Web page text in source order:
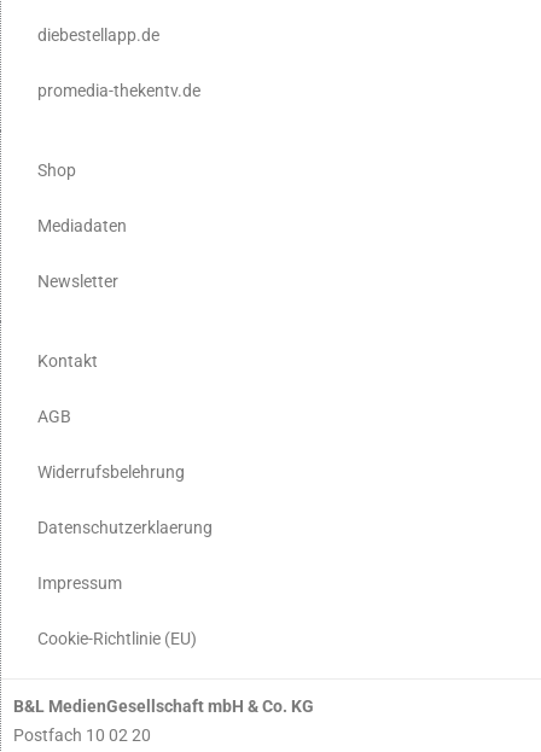
diebestellapp.de
promedia-thekentv.de
Shop
Mediadaten
Newsletter
Kontakt
AGB
Widerrufsbelehrung
Datenschutzerklaerung
Impressum
Cookie-Richtlinie (EU)
B&L MedienGesellschaft mbH & Co. KG
Postfach 10 02 20